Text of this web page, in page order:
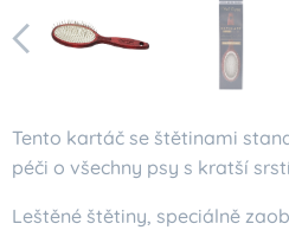
Tento kartáč se štětinami
péči o všechny psy s kratší
Leštěné štětiny, speciálně